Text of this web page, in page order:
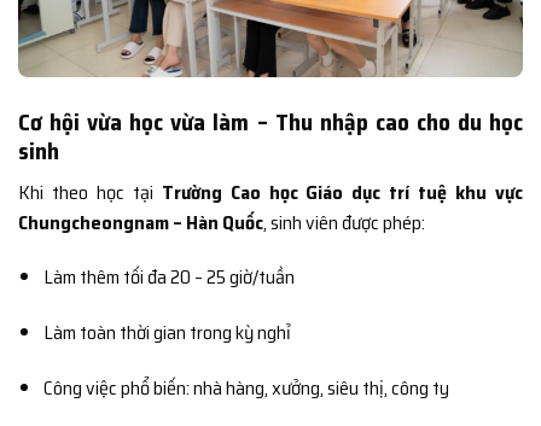
Cơ hội vừa học vừa làm – Thu nhập cao cho du học
sinh
Khi theo học tại Trường Cao học Giáo dục trí tuệ khu vực
Chungcheongnam – Hàn Quốc, sinh viên được phép:
Làm thêm tối đa 20 – 25 giờ/tuần
Làm toàn thời gian trong kỳ nghỉ
Công việc phổ biến: nhà hàng, xưởng, siêu thị, công ty